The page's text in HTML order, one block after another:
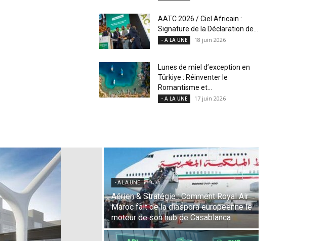
AATC 2026 / Ciel Africain :
Signature de la Déclaration de...
- A LA UNE 18 juin 2026
Lunes de miel d’exception en
Türkiye : Réinventer le
Romantisme et...
- A LA UNE 17 juin 2026
- A LA UNE
Une Révolution Stratégique à l’IATA :
Saadia Zahidi nommée Directrice
Générale